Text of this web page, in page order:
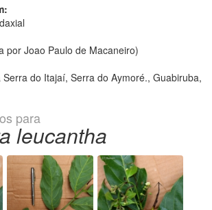
por Joao Paulo de Macaneiro)
do Itajaí, Serra do Aymoré., Guabiruba,
para
leucantha